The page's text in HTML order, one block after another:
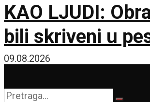
KAO LJUDI:
bili skriveni u
09.08.2026